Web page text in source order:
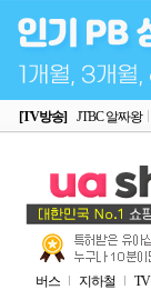
[TV방송] JTBC 알짜왕
버스 지하철